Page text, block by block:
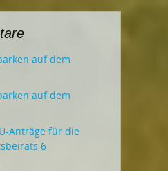
auf dem
auf dem
Anträge für die
6